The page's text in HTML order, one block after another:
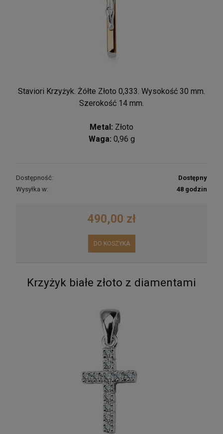
Staviori Krzyżyk. Żółte Złoto 0,333. Wysokość 30 mm.
Szerokość 14 mm.
Metal: Złoto
Waga: 0,96 g
Dostępność:
Dostępny
Wysyłka w:
48 godzin
490,00 zł
DO KOSZYKA
Krzyżyk białe złoto z diamentami